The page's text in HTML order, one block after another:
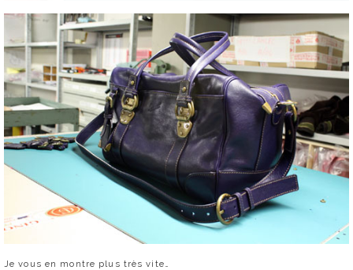
Je vous en montre plus très vite…